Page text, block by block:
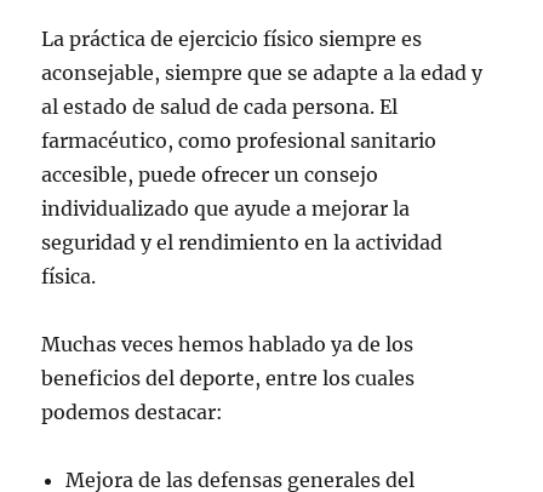
La práctica de ejercicio físico siempre es
aconsejable, siempre que se adapte a la edad y
al estado de salud de cada persona. El
farmacéutico, como profesional sanitario
accesible, puede ofrecer un consejo
individualizado que ayude a mejorar la
seguridad y el rendimiento en la actividad
física.
Muchas veces hemos hablado ya de los
beneficios del deporte, entre los cuales
podemos destacar:
Mejora de las defensas generales del